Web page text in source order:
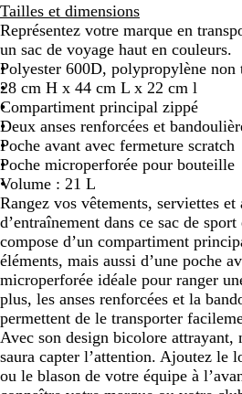
i
r
/
b
l
e
u
r
o
i
Tailles et dimensions
Représentez votre marque en
un sac de voyage haut en couleurs.
Polyester 600D, polypropylène non
28 cm H x 44 cm L x 22 cm l
Compartiment principal zippé
Deux anses renforcées et
Poche avant avec fermeture scratch
Poche microperforée pour bouteille
Volume : 21 L
Rangez vos vêtements, serviettes et
d’entraînement dans ce sac de
compose d’un compartiment
éléments, mais aussi d’une poche
microperforée idéale pour ranger
plus, les anses renforcées et la
permettent de le transporter
Avec son design bicolore attrayant,
saura capter l’attention. Ajoutez le
ou le blason de votre équipe à